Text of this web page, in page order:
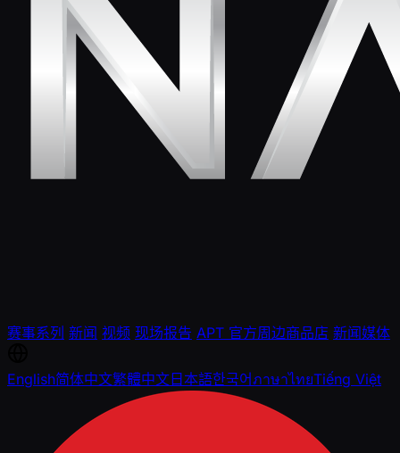
赛事系列 新闻 视频 现场报告 APT 官方周边商品店 新闻媒体
English简体中文繁體中文日本語한국어ภาษาไทยTiếng Việt